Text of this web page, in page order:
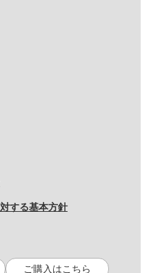
する基本方針
ご購入はこちら